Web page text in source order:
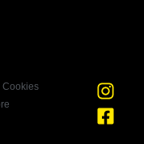
Cookies
I
n
s
F
a
c